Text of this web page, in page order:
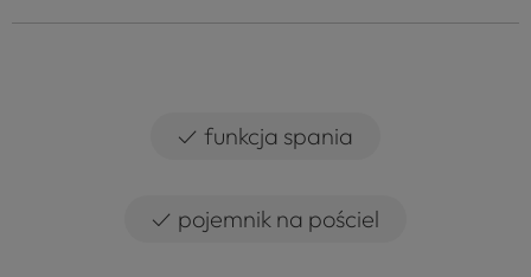
✓ funkcja spania
✓ pojemnik na pościel